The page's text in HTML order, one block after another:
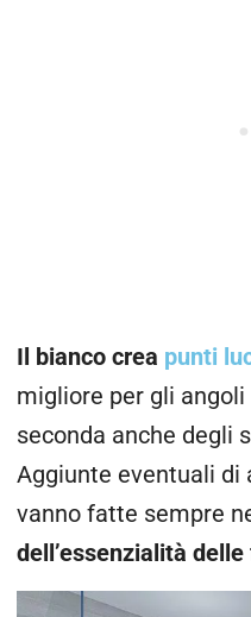
Il bianco crea punti
migliore per gli
seconda anche degli
Aggiunte eventuali di
vanno fatte sempre
dell’essenzialità